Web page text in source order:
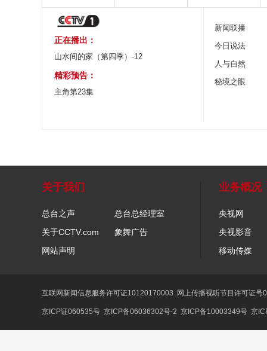
正在播出：
山水间的家（第四季）-12
精彩预告：
主角第23集
新闻联播
今日说法
人与自然
秘境之眼
关于我们
总台之声
总台总经理室
关于CCTV.com
象舞广告
网站声明
业务概况
央视网
央视影音
移动传媒
互联网新闻信息服务许可证10120170003 网上传播视听节目许可证
京ICP证060535号 京ICP备06036302号-2 京ICP备10003349号 京